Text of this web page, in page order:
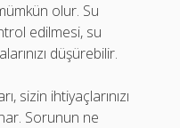
olur. Su
edilmesi, su
düşürebilir.
sizin ihtiyaçlarınızı
Sorunun ne